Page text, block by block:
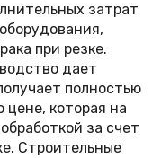
затрат
при резке.
дает
полностью
цене, которая на
за счет
Строительные